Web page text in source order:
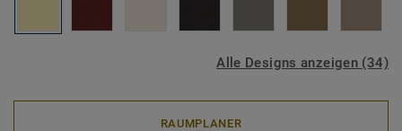
Alle Designs anzeigen (34)
RAUMPLANER